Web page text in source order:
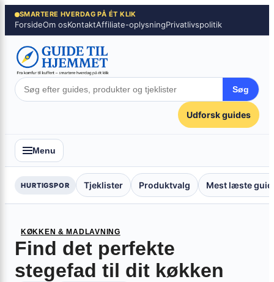
Spring
SMARTERE HVERDAG PÅ ÉT KLIK
ForsideOm osKontaktAffiliate-oplysningPrivatlivspolitik
Søg
Udforsk guides
Menu
HURTIGSPOR Tjeklister Produktvalg Mest læste
KØKKEN & MADLAVNING
Find det perfekte
stegefad til dit køkken